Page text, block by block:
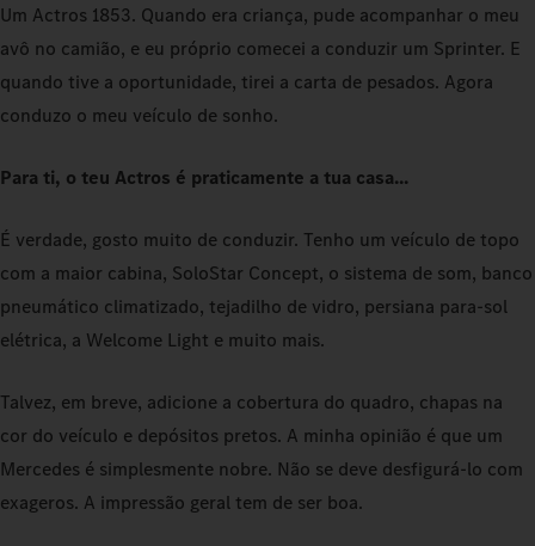
Um Actros 1853. Quando era criança, pude acompanhar o meu
avô no camião, e eu próprio comecei a conduzir um Sprinter. E
quando tive a oportunidade, tirei a carta de pesados. Agora
conduzo o meu veículo de sonho.
Para ti, o teu Actros é praticamente a tua casa...
É verdade, gosto muito de conduzir. Tenho um veículo de topo
com a maior cabina, SoloStar Concept, o sistema de som, banco
pneumático climatizado, tejadilho de vidro, persiana para-sol
elétrica, a Welcome Light e muito mais.
Talvez, em breve, adicione a cobertura do quadro, chapas na
cor do veículo e depósitos pretos. A minha opinião é que um
Mercedes é simplesmente nobre. Não se deve desfigurá-lo com
exageros. A impressão geral tem de ser boa.